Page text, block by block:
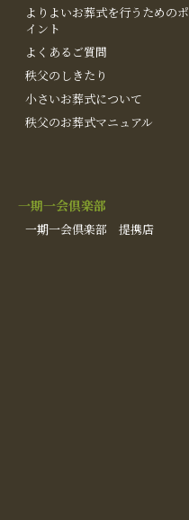
よりよいお葬式を行うためのポ
イント
よくあるご質問
秩父のしきたり
小さいお葬式について
秩父のお葬式マニュアル
一期一会倶楽部
一期一会倶楽部 提携店